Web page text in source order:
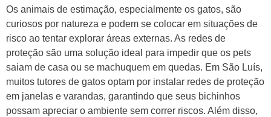
Os animais de estimação, especialmente os gatos, são
curiosos por natureza e podem se colocar em situações de
risco ao tentar explorar áreas externas. As redes de
proteção são uma solução ideal para impedir que os pets
saiam de casa ou se machuquem em quedas. Em São Luís,
muitos tutores de gatos optam por instalar redes de proteção
em janelas e varandas, garantindo que seus bichinhos
possam apreciar o ambiente sem correr riscos. Além disso,